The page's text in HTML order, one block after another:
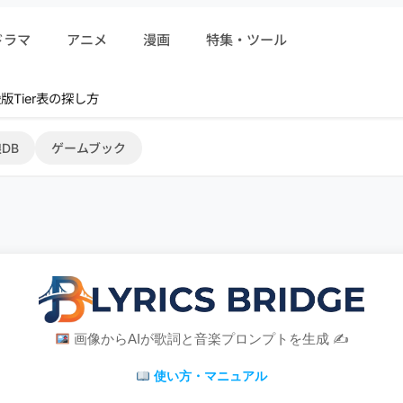
マ アニメ 漫画 特集・ツール
Tier表の探し方
ゲームブック
画像からAIが歌詞と音楽プロンプトを生成 ✍
使い方・マニュアル